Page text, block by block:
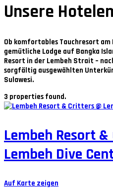
Unsere
Ob komfortables Tauchresort
gemütliche Lodge auf Bangka
Resort in der Lembeh Strait –
sorgfältig ausgewählten
Sulawesi.
3 properties found.
Lembeh Resort
Lembeh Dive
Auf Karte zeigen